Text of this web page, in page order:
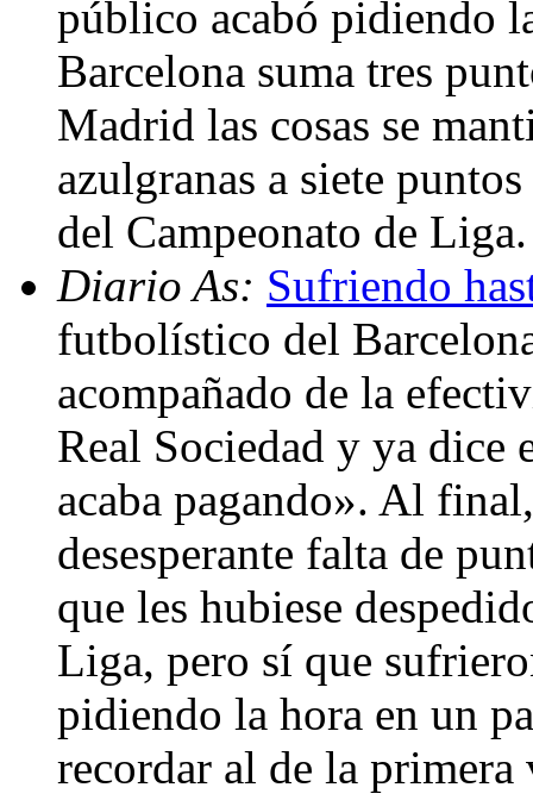
público acabó pidiendo
Barcelona suma tres
Madrid las cosas se
azulgranas a siete
del Campeonato de
Diario As: Sufriendo
futbolístico del
acompañado de la
Real Sociedad y ya dice
acaba pagando». Al
desesperante falta de
que les hubiese
Liga, pero sí que
pidiendo la hora en un
recordar al de la